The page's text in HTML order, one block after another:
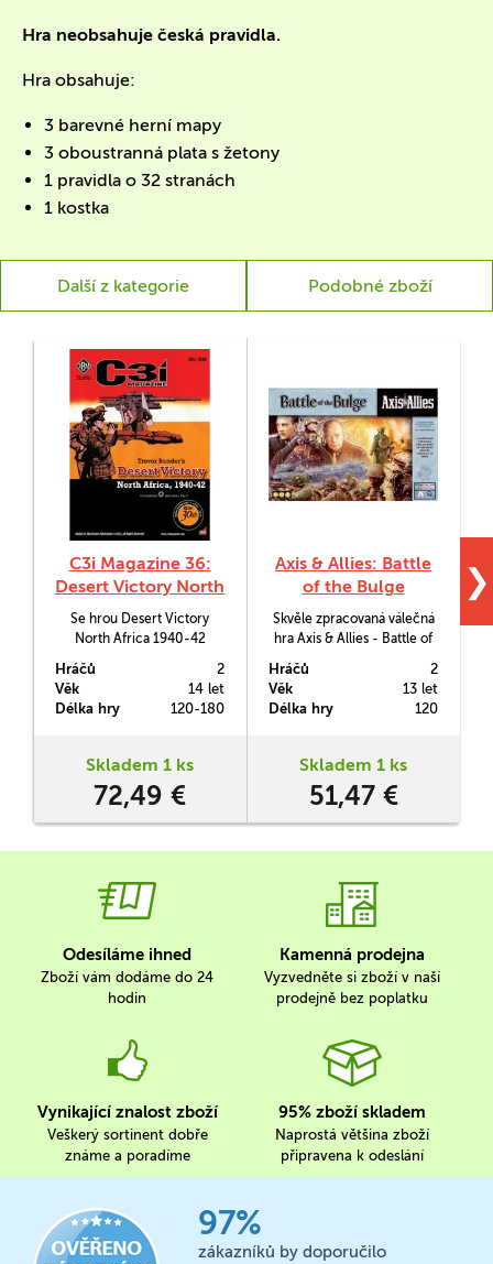
Hra neobsahuje česká pravidla.
Hra obsahuje:
3 barevné herní mapy
3 oboustranná plata s žetony
1 pravidla o 32 stranách
1 kostka
Další z kategorie Podobné zboží
C3i Magazine 36:
Desert Victory North
Africa, 1940-42
Se hrou Desert Victory
North Africa 1940-42
vybojovat severoafrické
bitvy ve svižném systému
C3i Combined Arms.
Hráčů
2
Věk
14 let
Délka hry
120-180
Skladem 1 ks
72,49 €
Axis & Allies: Battle
of the Bulge
Skvěle zpracovaná válečná
hra Axis & Allies - Battle of
jedné z rozhodujících bitev
Hráčů
2
Věk
13 let
Délka hry
120
Skladem 1 ks
51,47 €
❯
Odesíláme ihned
Zboží vám dodáme do 24
hodin
Kamenná prodejna
Vyzvedněte si zboží v naší
prodejně bez poplatku
Vynikající znalost zboží
Veškerý sortinent dobře
známe a poradíme
95% zboží skladem
Naprostá většina zboží
připravena k odeslání
97%
zákazníků by doporučilo